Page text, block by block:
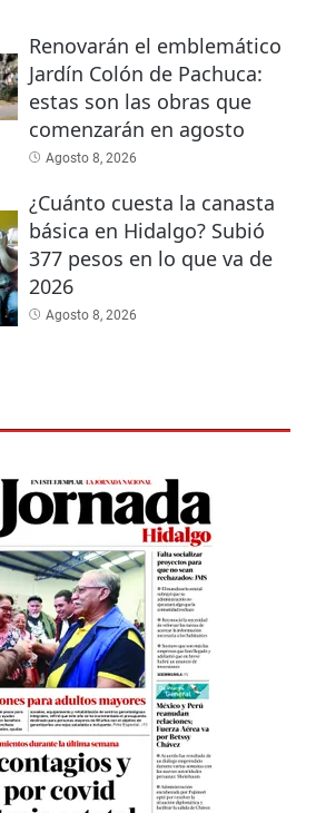
Renovarán el emblemático
Jardín Colón de Pachuca:
estas son las obras que
comenzarán en agosto
Agosto 8, 2026
¿Cuánto cuesta la canasta
básica en Hidalgo? Subió
377 pesos en lo que va de
2026
Agosto 8, 2026